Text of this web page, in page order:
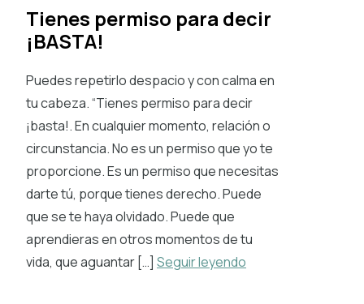
Tienes permiso para decir
¡BASTA!
Puedes repetirlo despacio y con calma en
tu cabeza. “Tienes permiso para decir
¡basta!. En cualquier momento, relación o
circunstancia. No es un permiso que yo te
proporcione. Es un permiso que necesitas
darte tú, porque tienes derecho. Puede
que se te haya olvidado. Puede que
aprendieras en otros momentos de tu
vida, que aguantar […] Seguir leyendo